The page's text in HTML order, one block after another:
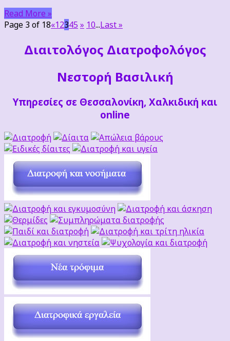
Read More »
Page 3 of 18«12345 » 10...Last »
Διαιτoλόγος Διατροφολόγος
Νεστορή Βασιλική
Υπηρεσίες σε Θεσσαλονίκη, Χαλκιδική και
online